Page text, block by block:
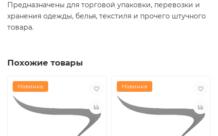
Предназначены для торговой упаковки, перевозки и
хранения одежды, белья, текстиля и прочего штучного
товара.
Похожие товары
Новинка Новинка